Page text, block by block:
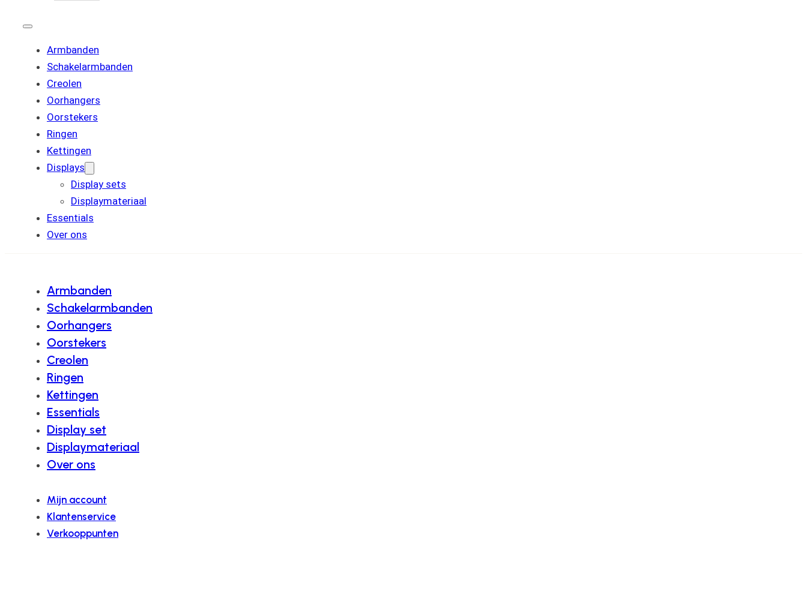
Armbanden
Schakelarmbanden
Creolen
Oorhangers
Oorstekers
Ringen
Kettingen
Displays
Display sets
Displaymateriaal
Essentials
Over ons
Armbanden
Schakelarmbanden
Oorhangers
Oorstekers
Creolen
Ringen
Kettingen
Essentials
Display set
Displaymateriaal
Over ons
Mijn account
Klantenservice
Verkooppunten